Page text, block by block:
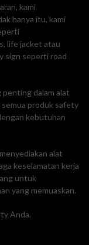
kami
hanya itu, kami
life jacket atau
sign seperti road
penting dalam alat
semua produk safety
kebutuhan
alat
keselamatan kerja
untuk
yang memuaskan.
Anda.